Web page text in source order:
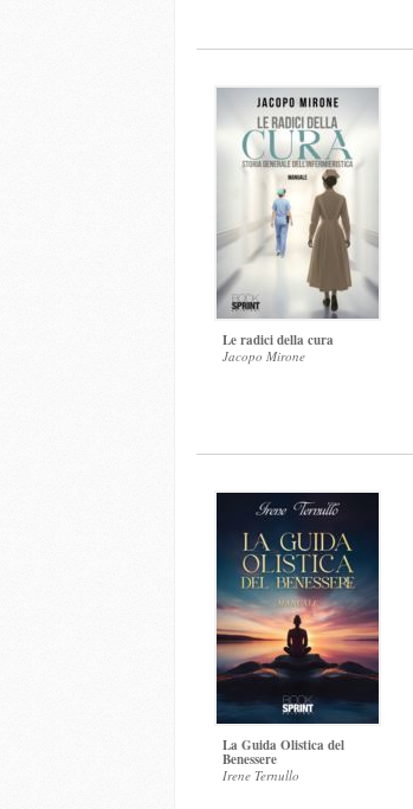
Le radici della cura
Jacopo Mirone
La Guida Olistica del
Benessere
Irene Ternullo